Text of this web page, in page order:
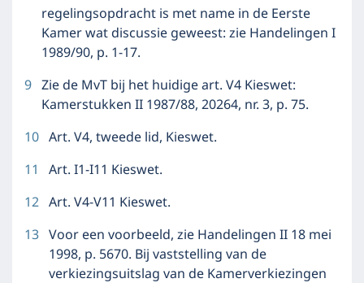
regelingsopdracht is met name in de Eerste
Kamer wat discussie geweest: zie Handelingen I
1989/90, p. 1-17.
9 Zie de MvT bij het huidige art. V4 Kieswet:
Kamerstukken II 1987/88, 20264, nr. 3, p. 75.
10 Art. V4, tweede lid, Kieswet.
11 Art. I1-I11 Kieswet.
12 Art. V4-V11 Kieswet.
13 Voor een voorbeeld, zie Handelingen II 18 mei
1998, p. 5670. Bij vaststelling van de
verkiezingsuitslag van de Kamerverkiezingen